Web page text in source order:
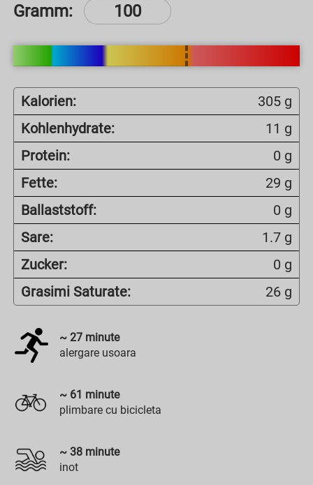
Gramm:
Kalorien:
305 g
Kohlenhydrate:
11 g
Protein:
0 g
Fette:
29 g
Ballaststoff:
0 g
Sare:
1.7 g
Zucker:
0 g
Grasimi Saturate:
26 g
~ 27 minute
alergare usoara
~ 61 minute
plimbare cu bicicleta
~ 38 minute
inot